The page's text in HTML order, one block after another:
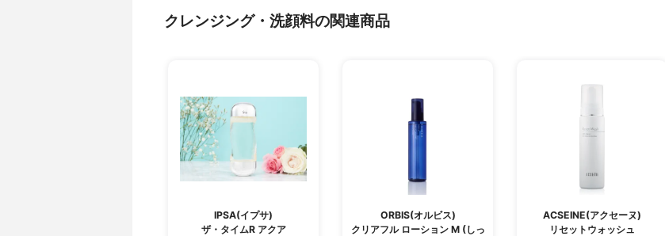
クレンジング・洗顔料の関連商品
IPSA(イプサ)
ザ・タイムR アクア
ORBIS(オルビス)
クリアフル ローション M (しっ
ACSEINE(アクセーヌ)
リセットウォッシュ